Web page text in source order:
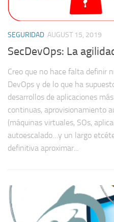
SEGURIDAD AUGUST 15, 2019
SecDevOps: La
Creo que no hace falta definir
DevOps y de lo que ha
desarrollos de aplicaciones
continuas, aprovisionamiento
(máquinas virtuales, SOs,
autoescalado…y un largo
definitiva aproximar...